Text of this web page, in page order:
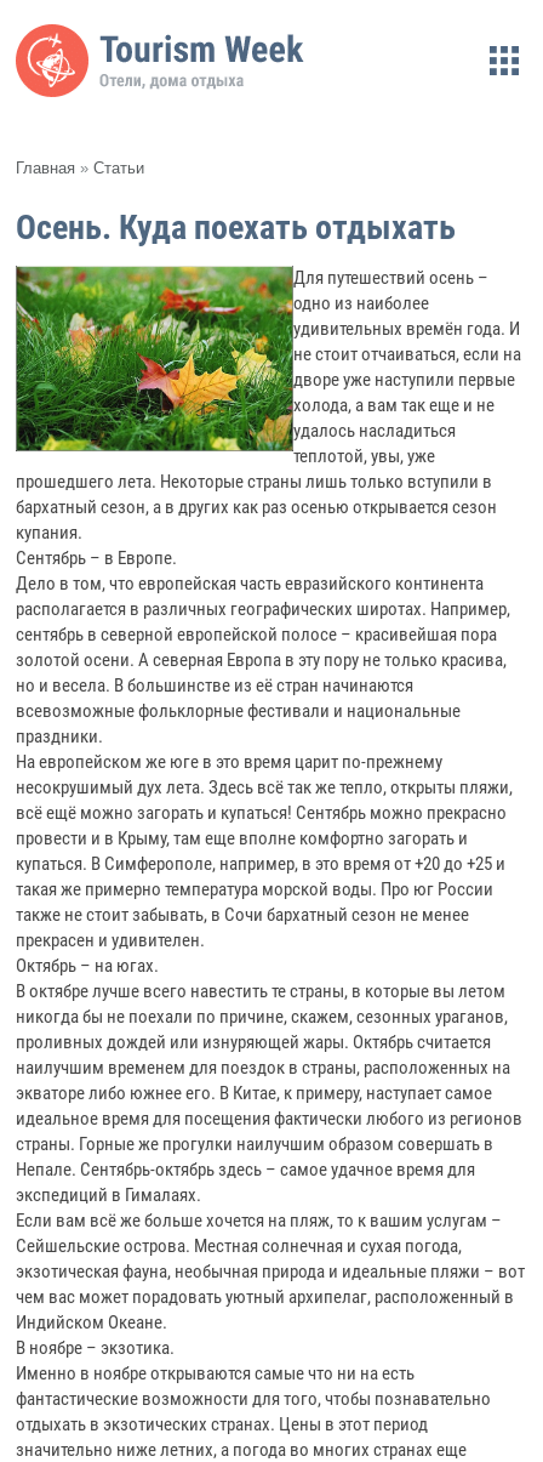
Главная »Статьи
Осень. Куда поехать отдыхать
Для путешествий осень –
одно из наиболее
удивительных времён года. И
не стоит отчаиваться, если на
дворе уже наступили первые
холода, а вам так еще и не
удалось насладиться
теплотой, увы, уже
прошедшего лета. Некоторые страны лишь только вступили в
бархатный сезон, а в других как раз осенью открывается сезон
купания.
Сентябрь – в Европе.
Дело в том, что европейская часть евразийского континента
располагается в различных географических широтах. Например,
сентябрь в северной европейской полосе – красивейшая пора
золотой осени. А северная Европа в эту пору не только красива,
но и весела. В большинстве из её стран начинаются
всевозможные фольклорные фестивали и национальные
праздники.
На европейском же юге в это время царит по-прежнему
несокрушимый дух лета. Здесь всё так же тепло, открыты пляжи,
всё ещё можно загорать и купаться! Сентябрь можно прекрасно
провести и в Крыму, там еще вполне комфортно загорать и
купаться. В Симферополе, например, в это время от +20 до +25 и
такая же примерно температура морской воды. Про юг России
также не стоит забывать, в Сочи бархатный сезон не менее
прекрасен и удивителен.
Октябрь – на югах.
В октябре лучше всего навестить те страны, в которые вы летом
никогда бы не поехали по причине, скажем, сезонных ураганов,
проливных дождей или изнуряющей жары. Октябрь считается
наилучшим временем для поездок в страны, расположенных на
экваторе либо южнее его. В Китае, к примеру, наступает самое
идеальное время для посещения фактически любого из регионов
страны. Горные же прогулки наилучшим образом совершать в
Непале. Сентябрь-октябрь здесь – самое удачное время для
экспедиций в Гималаях.
Если вам всё же больше хочется на пляж, то к вашим услугам –
Сейшельские острова. Местная солнечная и сухая погода,
экзотическая фауна, необычная природа и идеальные пляжи – вот
чем вас может порадовать уютный архипелаг, расположенный в
Индийском Океане.
В ноябре – экзотика.
Именно в ноябре открываются самые что ни на есть
фантастические возможности для того, чтобы познавательно
отдыхать в экзотических странах. Цены в этот период
значительно ниже летних, а погода во многих странах еще